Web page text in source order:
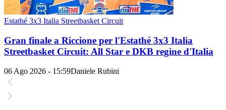
Estathé 3x3 Italia Streetbasket Circuit
Gran finale a Riccione per l'Estathé 3x3 Italia
Streetbasket Circuit: All Star e DKB regine d'Italia
06 Ago 2026 - 15:59Daniele Rubini